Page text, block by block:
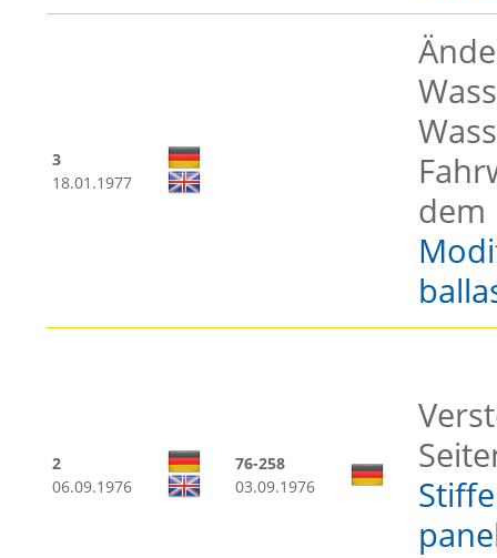
3
18.01.1977
dem
2
06.09.1976
76-258
03.09.1976